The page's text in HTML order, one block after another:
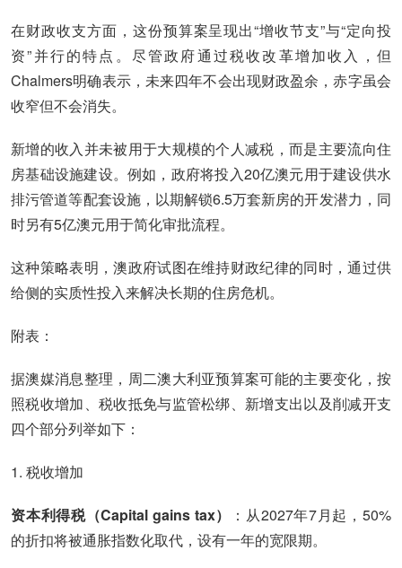
在财政收支方面，这份预算案呈现出“增收节支”与“定向投
资”并行的特点。尽管政府通过税收改革增加收入，但
Chalmers明确表示，未来四年不会出现财政盈余，赤字虽会
收窄但不会消失。
新增的收入并未被用于大规模的个人减税，而是主要流向住
房基础设施建设。例如，政府将投入20亿澳元用于建设供水
排污管道等配套设施，以期解锁6.5万套新房的开发潜力，同
时另有5亿澳元用于简化审批流程。
这种策略表明，澳政府试图在维持财政纪律的同时，通过供
给侧的实质性投入来解决长期的住房危机。
附表：
据澳媒消息整理，周二澳大利亚预算案可能的主要变化，按
照税收增加、税收抵免与监管松绑、新增支出以及削减开支
四个部分列举如下：
1. 税收增加
资本利得税（Capital gains tax）
：从2027年7月起，50%
的折扣将被通胀指数化取代，设有一年的宽限期。